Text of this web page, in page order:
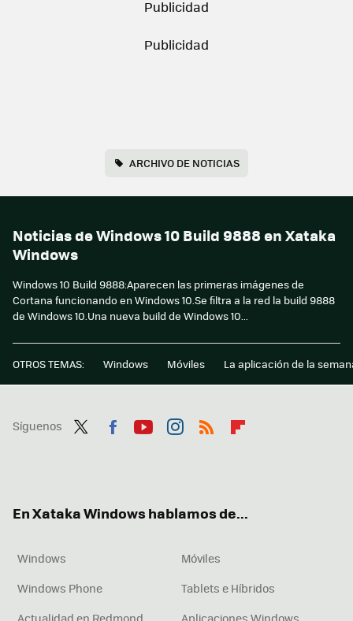
ARCHIVO DE NOTICIAS
Noticias de Windows 10 Build 9888 en Xataka
Windows
Windows 10 Build 9888:Aparecen las primeras imágenes de
Cortana funcionando en Windows 10.Se filtra a la red la build 9888
de Windows 10.Una nueva build de Windows 10...
OTROS TEMAS: Windows Móviles La aplicación de la
Síguenos
En Xataka Windows hablamos de...
Windows
Móviles
Windows Phone
Tablets e Híbridos